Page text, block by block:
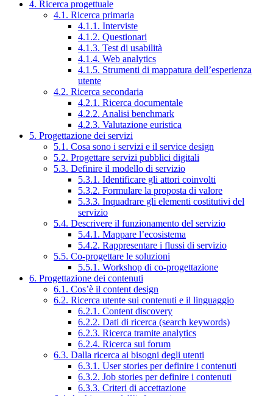
4. Ricerca progettuale
4.1. Ricerca primaria
4.1.1. Interviste
4.1.2. Questionari
4.1.3. Test di usabilità
4.1.4. Web analytics
4.1.5. Strumenti di mappatura dell’esperienza
utente
4.2. Ricerca secondaria
4.2.1. Ricerca documentale
4.2.2. Analisi benchmark
4.2.3. Valutazione euristica
5. Progettazione dei servizi
5.1. Cosa sono i servizi e il service design
5.2. Progettare servizi pubblici digitali
5.3. Definire il modello di servizio
5.3.1. Identificare gli attori coinvolti
5.3.2. Formulare la proposta di valore
5.3.3. Inquadrare gli elementi costitutivi del
servizio
5.4. Descrivere il funzionamento del servizio
5.4.1. Mappare l’ecosistema
5.4.2. Rappresentare i flussi di servizio
5.5. Co-progettare le soluzioni
5.5.1. Workshop di co-progettazione
6. Progettazione dei contenuti
6.1. Cos’è il content design
6.2. Ricerca utente sui contenuti e il linguaggio
6.2.1. Content discovery
6.2.2. Dati di ricerca (search keywords)
6.2.3. Ricerca tramite analytics
6.2.4. Ricerca sui forum
6.3. Dalla ricerca ai bisogni degli utenti
6.3.1. User stories per definire i contenuti
6.3.2. Job stories per definire i contenuti
6.3.3. Criteri di accettazione